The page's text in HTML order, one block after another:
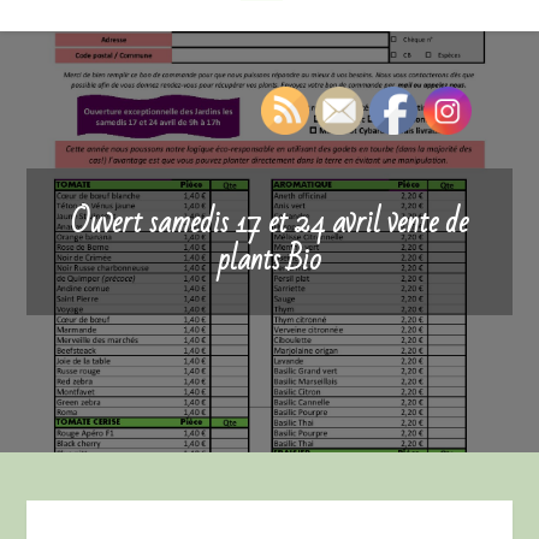
Ouvert samedis 17 et 24 avril vente de
plants Bio